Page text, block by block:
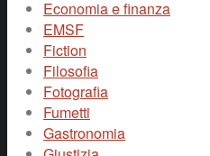
Economia e finanza
EMSF
Fiction
Filosofia
Fotografia
Fumetti
Gastronomia